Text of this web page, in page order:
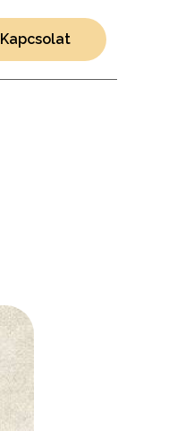
Kapcsolat